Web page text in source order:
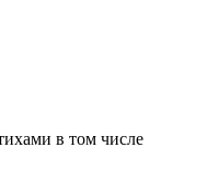
в том числе